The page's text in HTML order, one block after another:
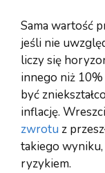
Sama wartość
jeśli nie
liczy się
innego niż
być
inflację.
zwrotu z
takiego wyniku,
ryzykiem.